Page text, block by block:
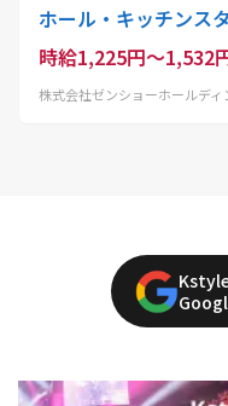
ホール・キッチンス
時給1,225円～1,532